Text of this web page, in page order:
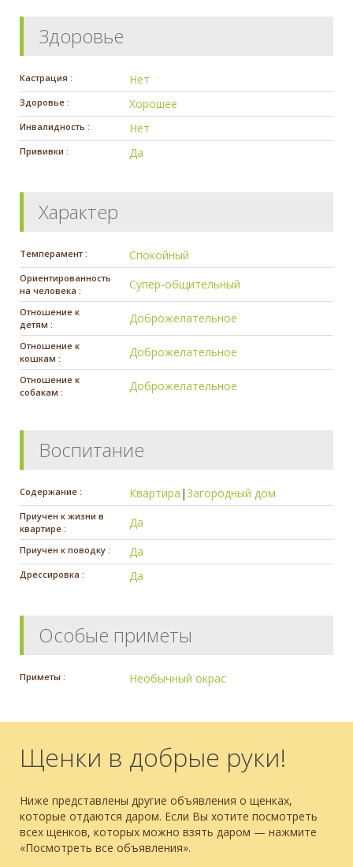
Здоровье
Кастрация : Нет
Здоровье : Хорошее
Инвалидность : Нет
Прививки : Да
Характер
Темперамент : Спокойный
Ориентированность
на человека :
Супер-общительный
Отношение к
детям :
Доброжелательное
Отношение к
кошкам :
Доброжелательное
Отношение к
собакам :
Доброжелательное
Воспитание
Содержание : Квартира |Загородный дом
Приучен к жизни в
квартире :
Да
Приучен к поводку : Да
Дрессировка : Да
Особые приметы
Приметы : Необычный окрас
Щенки в добрые руки!
Ниже представлены другие объявления о щенках,
которые отдаются даром. Если Вы хотите посмотреть
всех щенков, которых можно взять даром — нажмите
«Посмотреть все объявления».